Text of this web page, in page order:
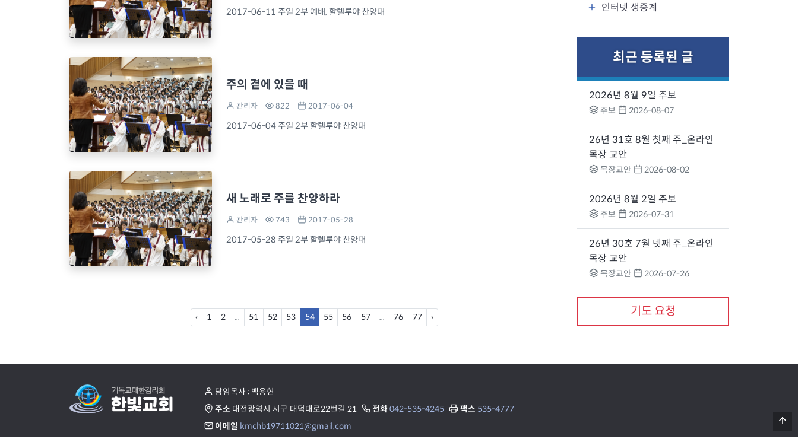
2017-06-11 주일 2부 예배, 할렐루야 찬양대
주의 곁에 있을 때
관리자 822 2017-06-04
2017-06-04 주일 2부 할렐루야 찬양대
새 노래로 주를 찬양하라
관리자 743 2017-05-28
2017-05-28 주일 2부 할렐루야 찬양대
‹ 1 2 ... 51 52 53 54 55 56 57 ... 76 77 ›
인터넷 생중계
최근 등록된 글
2026년 8월 9일 주보
주보 2026-08-07
26년 31호 8월 첫째 주_온라인
목장 교안
목장교안 2026-08-02
2026년 8월 2일 주보
주보 2026-07-31
26년 30호 7월 넷째 주_온라인
목장 교안
목장교안 2026-07-26
기도 요청
담임목사 : 백용현
주소 대전광역시 서구 대덕대로22번길 21 전화 042-535-4245 팩스 535-4777
이메일 kmchb19711021@gmail.com